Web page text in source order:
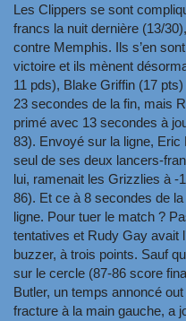
Les Clippers se sont
francs la nuit dernière (13/
contre Memphis. Ils s’en
victoire et ils mènent
11 pds), Blake Griffin (17
23 secondes de la fin, mais
primé avec 13 secondes à
83). Envoyé sur la ligne, Eric
seul de ses deux lancers-
lui, ramenait les Grizzlies à -
86). Et ce à 8 secondes de
ligne. Pour tuer le match ?
tentatives et Rudy Gay avait
buzzer, à trois points. Sauf
sur le cercle (87-86 score
Butler, un temps annoncé
fracture à la main gauche, a